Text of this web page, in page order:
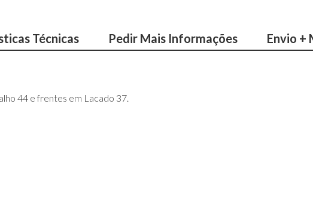
Técnicas Pedir Mais Informações Envio +
44 e frentes em Lacado 37.